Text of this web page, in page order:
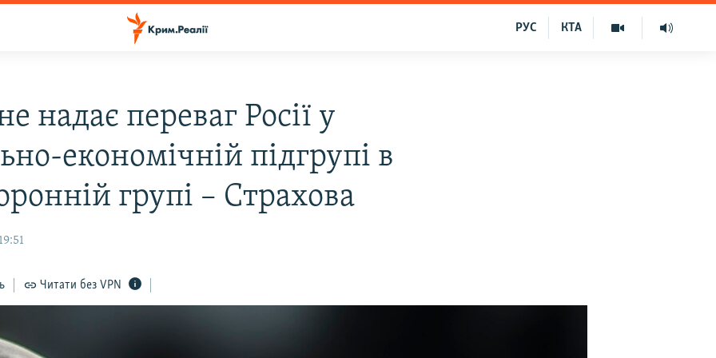
КТА
РУС
надає переваг Росії у
економічній підгрупі в
групі – Страхова
Читати без VPN